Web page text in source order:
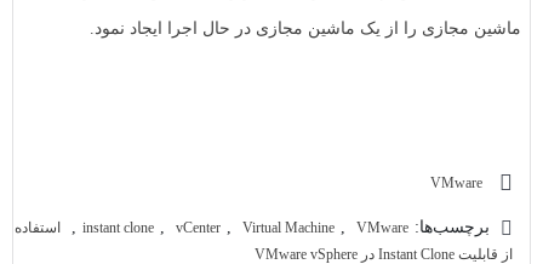
ماشین مجازی را از یک ماشین مجازی در حال اجرا ایجاد نمود.
VMware
برچسب‌ها: instant clone , vCenter , Virtual Machine , VMware
,
استفاده
از قابلیت Instant Clone در VMware vSphere